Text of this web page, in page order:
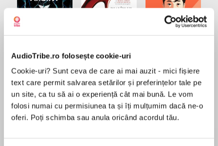
AudioTribe.ro folosește cookie-uri
Cookie-uri? Sunt ceva de care ai mai auzit - mici fișiere
text care permit salvarea setărilor și preferințelor tale pe
un site, ca tu să ai o experiență cât mai bună. Le vom
folosi numai cu permisiunea ta și îți mulțumim dacă ne-o
oferi. Poți schimba sau anula oricând acordul tău.
de...
Dani Francis
la...
Lauren Weisberger
Desprecarte
In Australian bestselling author Charlotte